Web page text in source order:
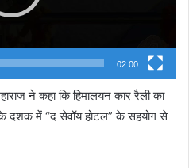
02:00
ने कहा कि हिमालयन कार रैली का
में “द सेवॉय होटल” के सहयोग से